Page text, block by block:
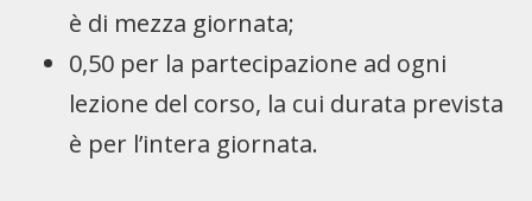
è di mezza giornata;
0,50 per la partecipazione ad ogni
lezione del corso, la cui durata prevista
è per l’intera giornata.